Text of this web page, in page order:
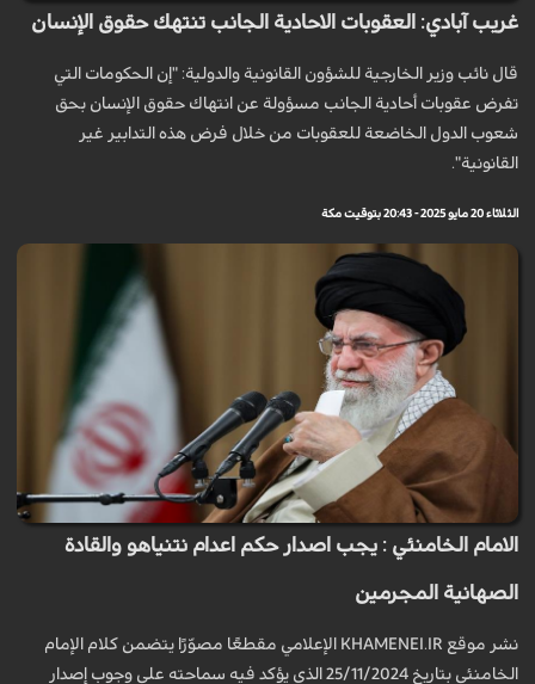
غريب آبادي: العقوبات الاحادية الجانب تنتهك حقوق الإنسان
قال نائب وزير الخارجية للشؤون القانونية والدولية: "إن الحكومات التي
تفرض عقوبات أحادية الجانب مسؤولة عن انتهاك حقوق الإنسان بحق
شعوب الدول الخاضعة للعقوبات من خلال فرض هذه التدابير غير
القانونية".
الثلاثاء 20 مايو 2025 - 20:43 بتوقيت مكة
الامام الخامنئي : يجب اصدار حكم اعدام نتنياهو والقادة
الصهانية المجرمين
نشر موقع KHAMENEI.IR الإعلامي مقطعًا مصوّرًا يتضمن كلام الإمام
الخامنئي بتاريخ 25/11/2024 الذي يؤكد فيه سماحته على وجوب إصدار